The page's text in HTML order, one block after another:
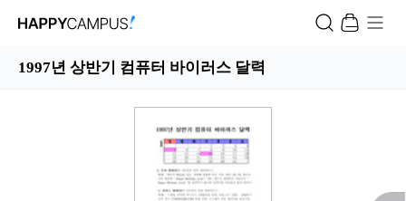
1997년 상반기 컴퓨터 바이러스 달력